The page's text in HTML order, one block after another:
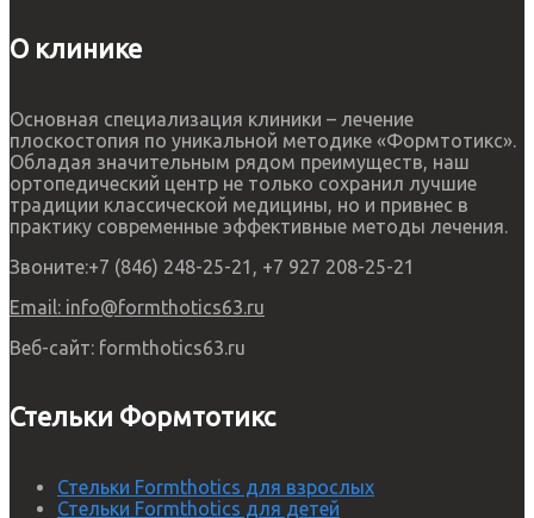
О клинике
Основная специализация клиники – лечение
плоскостопия по уникальной методике «Формтотикс».
Обладая значительным рядом преимуществ, наш
ортопедический центр не только сохранил лучшие
традиции классической медицины, но и привнес в
практику современные эффективные методы лечения.
Звоните:+7 (846) 248-25-21, +7 927 208-25-21
Email: info@formthotics63.ru
Веб-сайт: formthotics63.ru
Стельки Формтотикс
Стельки Formthotics для взрослых
Стельки Formthotics для детей